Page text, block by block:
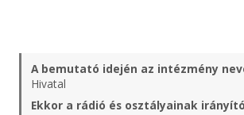
A bemutató idején az intézmény
Hivatal
Ekkor a rádió és osztályainak